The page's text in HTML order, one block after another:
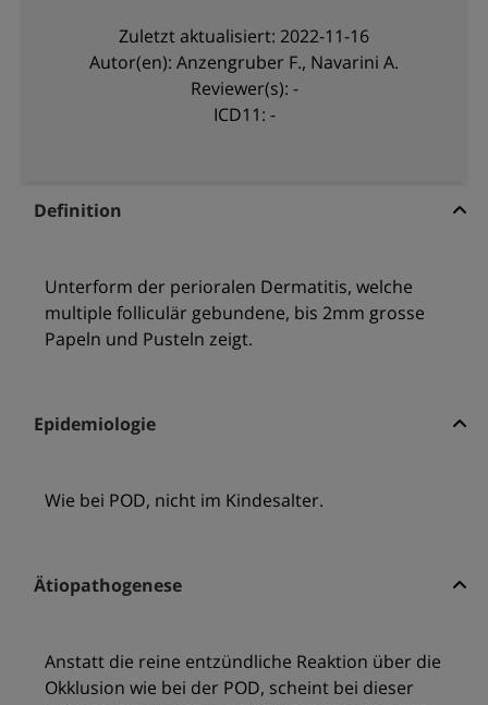
Zuletzt aktualisiert: 2022-11-16
Autor(en): Anzengruber F., Navarini A.
Reviewer(s): -
ICD11: -
Definition
Unterform der perioralen Dermatitis, welche
multiple folliculär gebundene, bis 2mm grosse
Papeln und Pusteln zeigt.
Epidemiologie
Wie bei POD, nicht im Kindesalter.
Ätiopathogenese
Anstatt die reine entzündliche Reaktion über die
Okklusion wie bei der POD, scheint bei dieser